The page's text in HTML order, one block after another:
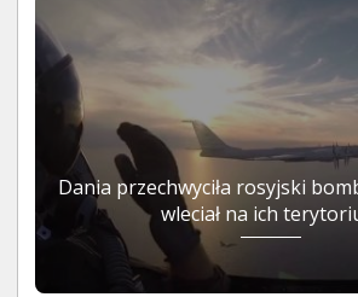
Dania przechwyciła rosyjski
wleciał na ich